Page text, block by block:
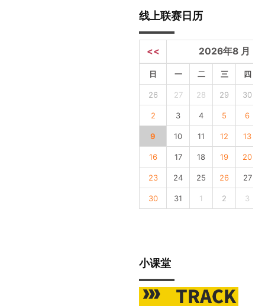
线上联赛日历
<< 2026年8 月
日 一 二 三 四
26 27 28 29 30
2 3 4 5 6
9 10 11 12 13
16 17 18 19 20
23 24 25 26 27
30 31 1 2 3
小课堂